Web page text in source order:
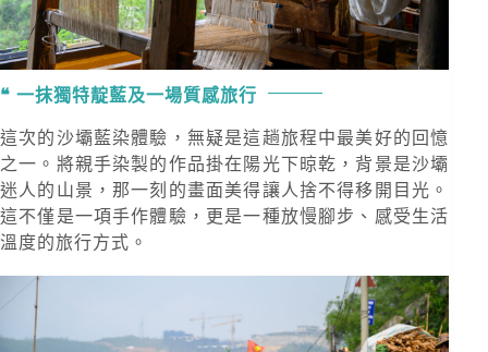
一抹獨特靛藍及一場質感旅行
這次的沙壩藍染體驗，無疑是這趟旅程中最美好的回憶
之一。將親手染製的作品掛在陽光下晾乾，背景是沙壩
迷人的山景，那一刻的畫面美得讓人捨不得移開目光。
這不僅是一項手作體驗，更是一種放慢腳步、感受生活
溫度的旅行方式。